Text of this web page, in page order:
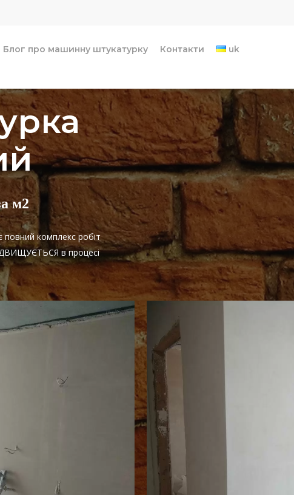
Блог про машинну штукатурку Контакти uk
м2
повний комплекс робіт
в процесі